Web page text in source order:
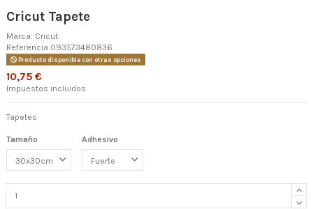
Cricut Tapete
Marca: Cricut
Referencia 093573480836
Producto disponible con otras opciones
10,75 €
Impuestos incluidos
Tapetes
Tamaño Adhesivo